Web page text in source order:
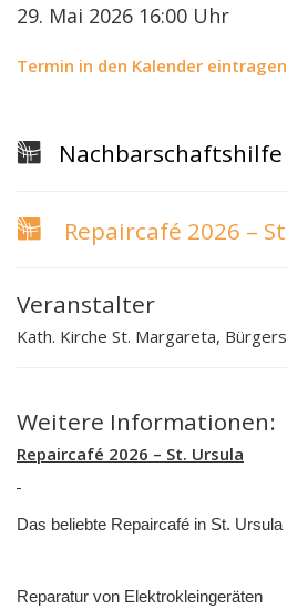
29. Mai 2026 16:00 Uhr
Termin in den Kalender eintragen
Nachbarschaftshilfe
Repaircafé 2026 –
Veranstalter
Kath. Kirche St. Margareta,
Weitere Informationen:
Repaircafé 2026 – St. Ursula
Das beliebte Repaircafé in St.
Reparatur von Elektrokleingeräten